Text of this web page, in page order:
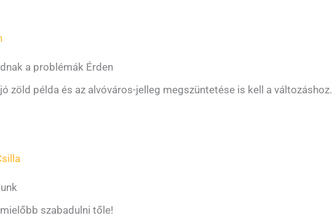
a problémák Érden
zöld példa és az alvóváros-jelleg megszüntetése is kell a változáshoz.
szabadulni tőle!